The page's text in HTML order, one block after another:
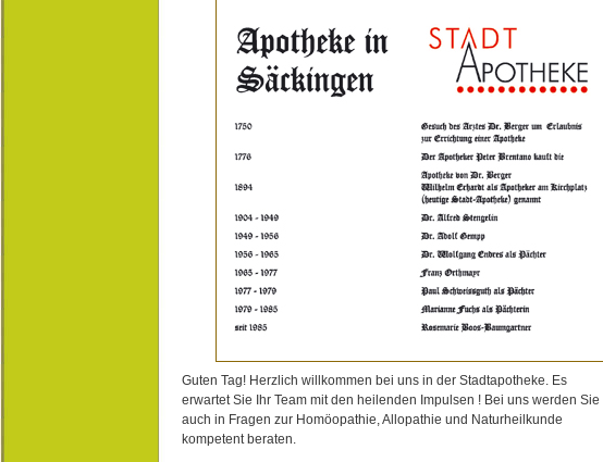
Guten Tag! Herzlich willkommen bei uns in der Stadtapotheke. Es
erwartet Sie Ihr Team mit den heilenden Impulsen ! Bei uns werden Sie
auch in Fragen zur Homöopathie, Allopathie und Naturheilkunde
kompetent beraten.